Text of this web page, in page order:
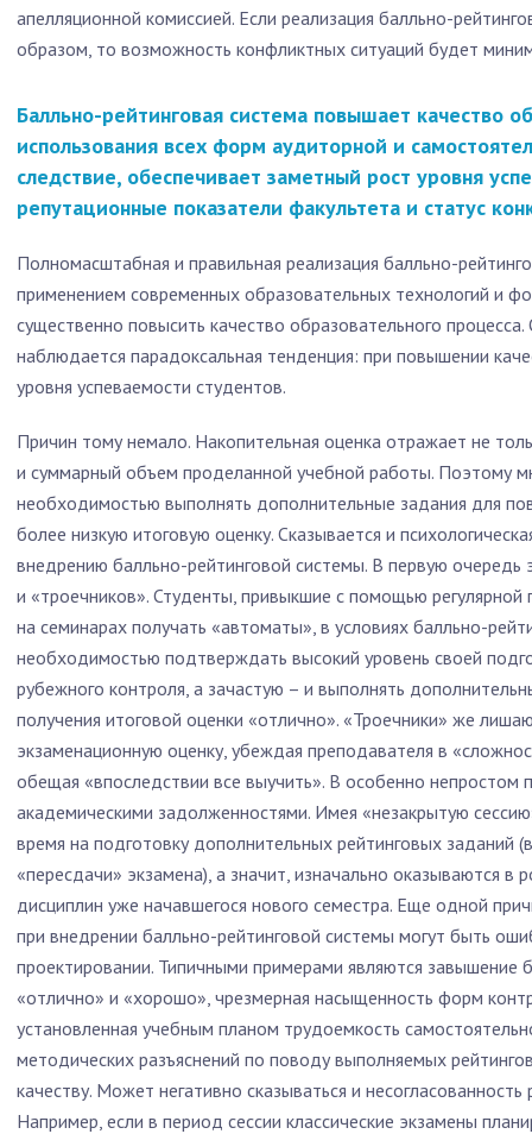
апелляционной комиссией. Если реализация балльно-
образом, то возможность конфликтных ситуаций будет
Балльно-рейтинговая система повышает качество
использования всех форм аудиторной и
следствие, обеспечивает заметный рост уровня
репутационные показатели факультета и статус
Полномасштабная и правильная реализация балльно-
применением современных образовательных технологий и
существенно повысить качество образовательного
наблюдается парадоксальная тенденция: при повышении
уровня успеваемости студентов.
Причин тому немало. Накопительная оценка отражает не
и суммарный объем проделанной учебной работы. Поэтому
необходимостью выполнять дополнительные задания для
более низкую итоговую оценку. Сказывается и
внедрению балльно-рейтинговой системы. В первую очередь
и «троечников». Студенты, привыкшие с помощью
на семинарах получать «автоматы», в условиях балльно-
необходимостью подтверждать высокий уровень своей
рубежного контроля, а зачастую – и выполнять
получения итоговой оценки «отлично». «Троечники» же
экзаменационную оценку, убеждая преподавателя в
обещая «впоследствии все выучить». В особенно непростом
академическими задолженностями. Имея «незакрытую
время на подготовку дополнительных рейтинговых заданий
«пересдачи» экзамена), а значит, изначально оказываются в
дисциплин уже начавшегося нового семестра. Еще одной
при внедрении балльно-рейтинговой системы могут быть
проектировании. Типичными примерами являются завышение
«отлично» и «хорошо», чрезмерная насыщенность форм
установленная учебным планом трудоемкость
методических разъяснений по поводу выполняемых
качеству. Может негативно сказываться и
Например, если в период сессии классические экзамены